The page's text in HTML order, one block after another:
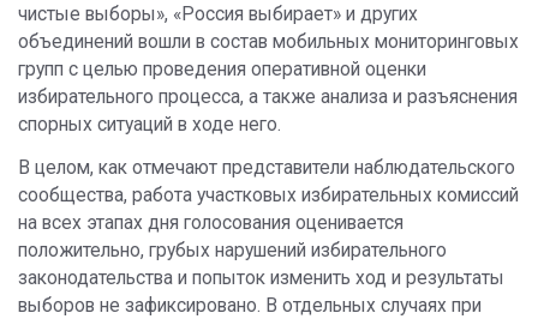
чистые выборы», «Россия выбирает» и других
объединений вошли в состав мобильных мониторинговых
групп с целью проведения оперативной оценки
избирательного процесса, а также анализа и разъяснения
спорных ситуаций в ходе него.
В целом, как отмечают представители наблюдательского
сообщества, работа участковых избирательных комиссий
на всех этапах дня голосования оценивается
положительно, грубых нарушений избирательного
законодательства и попыток изменить ход и результаты
выборов не зафиксировано. В отдельных случаях при